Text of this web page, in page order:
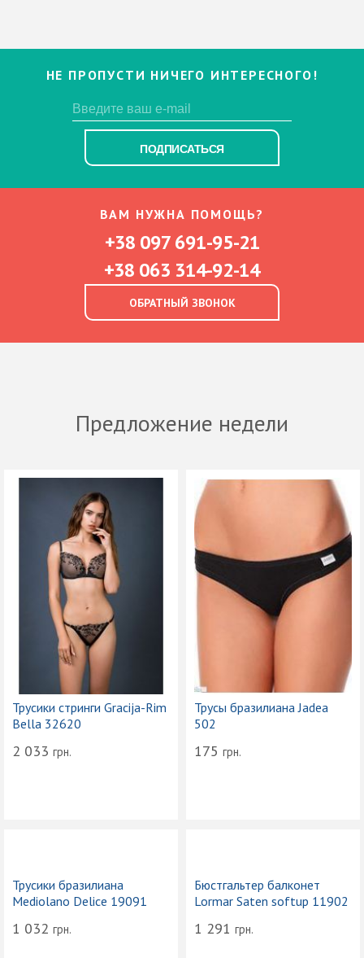
НЕ ПРОПУСТИ НИЧЕГО ИНТЕРЕСНОГО!
ПОДПИСАТЬСЯ
ВАМ НУЖНА ПОМОЩЬ?
+38 097 691-95-21
+38 063 314-92-14
ОБРАТНЫЙ ЗВОНОК
Предложение недели
Трусики стринги Gracija-Rim
Bella 32620
2 033 грн.
Трусы бразилиана Jadea
502
175 грн.
Трусики бразилиана
Mediolano Delice 19091
1 032 грн.
Бюстгальтер балконет
Lormar Saten softup 11902
1 291 грн.